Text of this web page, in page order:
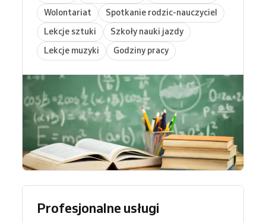
Wolontariat
Spotkanie rodzic-nauczyciel
Lekcje sztuki
Szkoły nauki jazdy
Lekcje muzyki
Godziny pracy
Profesjonalne usługi